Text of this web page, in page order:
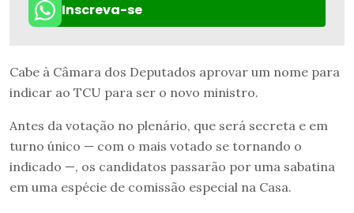
Inscreva-se
Cabe à Câmara dos Deputados aprovar um nome para
indicar ao TCU para ser o novo ministro.
Antes da votação no plenário, que será secreta e em
turno único — com o mais votado se tornando o
indicado —, os candidatos passarão por uma sabatina
em uma espécie de comissão especial na Casa.